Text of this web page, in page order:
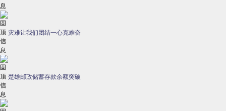
灾难让我们团结一心克难奋
楚雄邮政储蓄存款余额突破